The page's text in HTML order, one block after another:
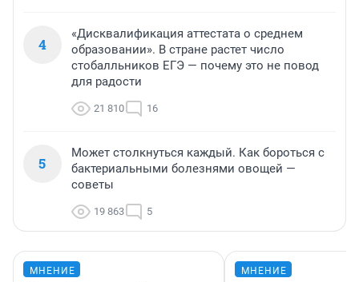
4
«Дисквалификация аттестата о среднем
образовании». В стране растет число
стобалльников ЕГЭ — почему это не повод
для радости
21 810 16
5
Может столкнуться каждый. Как бороться с
бактериальными болезнями овощей —
советы
19 863 5
МНЕНИЕ МНЕНИЕ